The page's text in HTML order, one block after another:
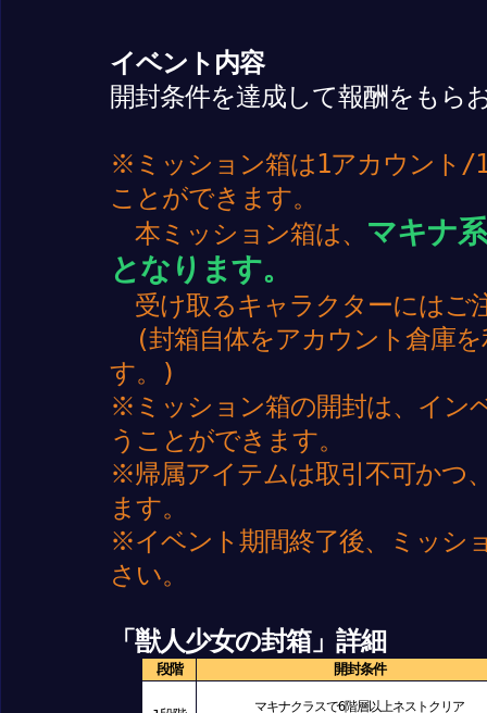
イベント内容
開封条件を達成して報酬をもら
※ミッション箱は1アカウント/
ことができます。
本ミッション箱は、 マキナ
となります。
受け取るキャラクターにはご
(封箱自体をアカウント倉庫
す。)
※ミッション箱の開封は、イン
うことができます。
※帰属アイテムは取引不可かつ
ます。
※イベント期間終了後、ミッシ
さい。
「獣人少女の封箱」詳細
段階 開封条件
マキナクラスで6階層以上ネストクリア